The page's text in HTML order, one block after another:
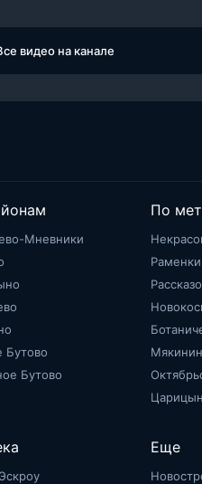
видео на канале
Мневники
Бутово
По
Раменки
Еще